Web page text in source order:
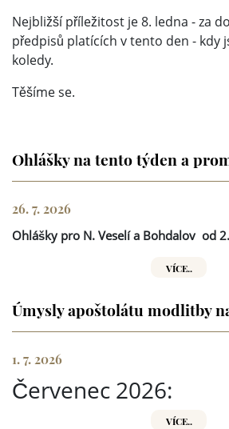
Nejbližší příležitost je 8. ledna - za
předpisů platících v tento den - kdy
koledy.
Těšíme se.
Ohlášky na tento týden a
26. 7. 2026
Ohlášky pro N. Veselí a Bohdalov od
VÍCE..
Úmysly apoštolátu modlitby
1. 7. 2026
Červenec 2026:
VÍCE..